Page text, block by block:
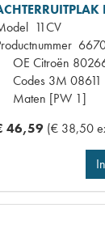
11CV
OE Citroën
Codes 3M
Maten [PW 1]
46,59 (€ 38,50